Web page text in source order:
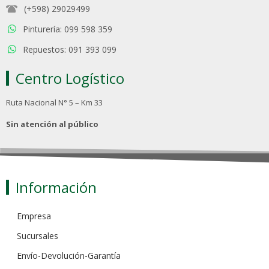
(+598) 29029499
Pinturería: 099 598 359
Repuestos: 091 393 099
Centro Logístico
Ruta Nacional N° 5 – Km 33
Sin atención al público
Información
Empresa
Sucursales
Envío-Devolución-Garantía